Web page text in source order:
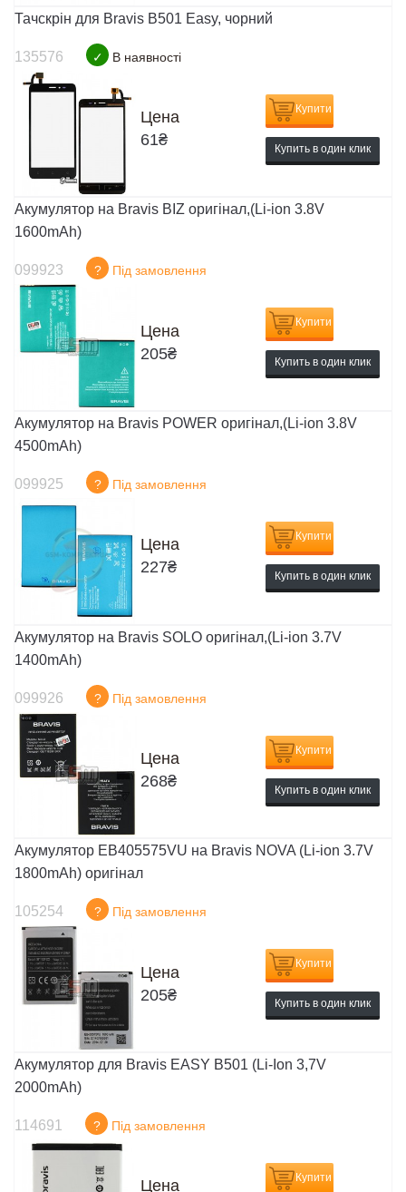
Тачскрін для Bravis B501 Easy, чорний
135576 ✓ В наявності
Цена
61₴
Купити
Купить в один клик
Акумулятор на Bravis BIZ оригінал,(Li-ion 3.8V
1600mAh)
099923 ? Під замовлення
Цена
205₴
Купити
Купить в один клик
Акумулятор на Bravis POWER оригінал,(Li-ion 3.8V
4500mAh)
099925 ? Під замовлення
Цена
227₴
Купити
Купить в один клик
Акумулятор на Bravis SOLO оригінал,(Li-ion 3.7V
1400mAh)
099926 ? Під замовлення
Цена
268₴
Купити
Купить в один клик
Акумулятор EB405575VU на Bravis NOVA (Li-ion 3.7V
1800mAh) оригінал
105254 ? Під замовлення
Цена
205₴
Купити
Купить в один клик
Акумулятор для Bravis EASY B501 (Li-Ion 3,7V
2000mAh)
114691 ? Під замовлення
Цена Купити